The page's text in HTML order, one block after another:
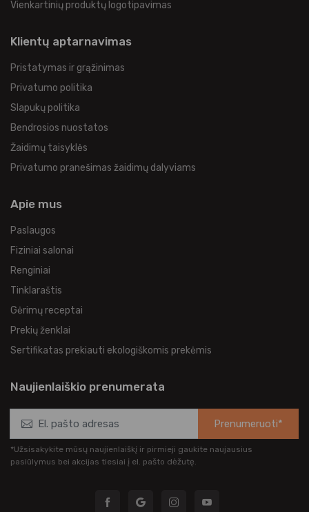
Vienkartinių produktų logotipavimas
Klientų aptarnavimas
Pristatymas ir grąžinimas
Privatumo politika
Slapukų politika
Bendrosios nuostatos
Žaidimų taisyklės
Privatumo pranešimas žaidimų dalyviams
Apie mus
Paslaugos
Fiziniai salonai
Renginiai
Tinklaraštis
Gėrimų receptai
Prekių ženklai
Sertifikatas prekiauti ekologiškomis prekėmis
Naujienlaiškio prenumerata
Prenumeruoti*
*Užsisakykite mūsų naujienlaiškį ir pirmieji gaukite naujausius
pasiūlymus bei akcijas tiesiai į el. pašto dėžutę.